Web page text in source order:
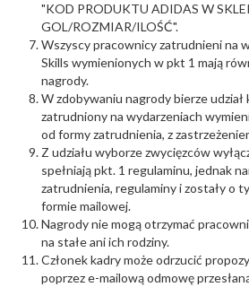
"KOD PRODUKTU ADIDAS W
GOL/ROZMIAR/ILOŚĆ".
Wszyscy pracownicy zatrudnieni na
Skills wymienionych w pkt 1 mają
nagrody.
W zdobywaniu nagrody bierze udział
zatrudniony na wydarzeniach
od formy zatrudnienia, z
Z udziału wyborze zwycięzców
spełniają pkt. 1 regulaminu, jednak
zatrudnienia, regulaminy i zostały o
formie mailowej.
Nagrody nie mogą otrzymać
na stałe ani ich rodziny.
Członek kadry może odrzucić
poprzez e-mailową odmowę